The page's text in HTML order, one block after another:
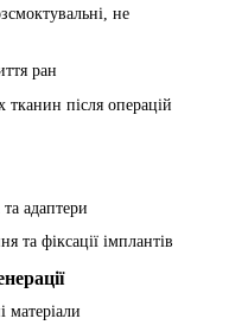
не
ран
тканин після операцій
адаптери
та фіксації імплантів
матеріали